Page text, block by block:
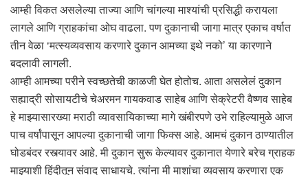
आम्ही विकत असलेल्या ताज्या आणि चांगल्या माश्यांची प्रसिद्धी करायला
लागले आणि ग्राहकांचा ओघ वाढला. पण दुकानाची जागा मात्र एकाच वर्षात
तीन वेळा ‘मत्स्यव्यवसाय करणारे दुकान आमच्या इथे नको’ या कारणाने
बदलावी लागली.
आम्ही आमच्या परीने स्वच्छतेची काळजी घेत होतोच. आता असलेलं दुकान
सह्याद्री सोसायटीचे चेअरमन गायकवाड साहेब आणि सेक्रेटरी वैष्णव साहेब
हे माझ्यासारख्या मराठी व्यावसायिकाच्या मागे खंबीरपणे उभे राहिल्यामुळे आज
पाच वर्षांपासून आपल्या दुकानाची जागा फिक्स आहे. आमचं दुकान ठाण्यातील
घोडबंदर रस्त्यावर आहे. मी दुकान सुरू केल्यावर दुकानात येणारे बरेच ग्राहक
माझ्याशी हिंदीतून संवाद साधायचे. त्यांना मी माशांचा व्यवसाय करणारा एक